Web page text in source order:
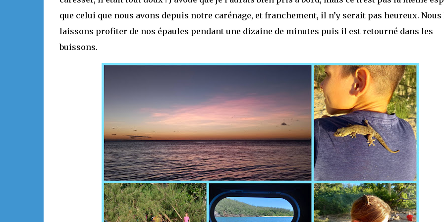
que celui que nous avons depuis notre carénage, et franchement, il n’y serait pas heureux. Nous
laissons profiter de nos épaules pendant une dizaine de minutes puis il est retourné dans les
buissons.